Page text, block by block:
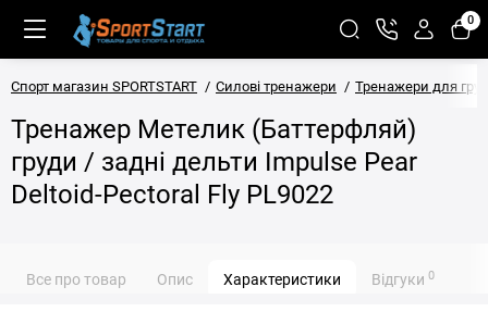
0
Спорт магазин SPORTSTART Силові тренажери Тренажери для
Тренажер Метелик (Баттерфляй)
груди / задні дельти Impulse Pear
Deltoid-Pectoral Fly PL9022
Все про товар Опис Характеристики Відгуки 0